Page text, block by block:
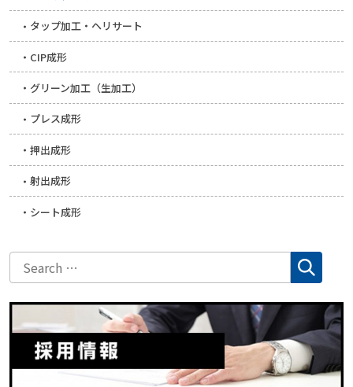
タップ加工・ヘリサート
CIP成形
グリーン加工（生加工）
プレス成形
押出成形
射出成形
シート成形